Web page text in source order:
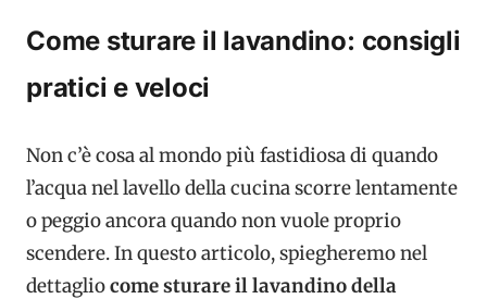
Come sturare il lavandino: consigli
pratici e veloci
Non c’è cosa al mondo più fastidiosa di quando
l’acqua nel lavello della cucina scorre lentamente
o peggio ancora quando non vuole proprio
scendere. In questo articolo, spiegheremo nel
dettagliocome sturare il lavandino della